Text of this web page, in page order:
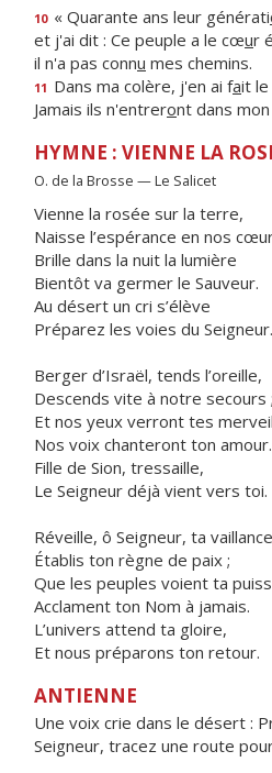
10 « Quarante ans leur générati
et j'ai dit : Ce peuple a le cœur
il n'a pas connu mes chemins.
11 Dans ma colère, j'en ai fait le
Jamais ils n'entreront dans
HYMNE : VIENNE LA
O. de la Brosse — Le Salicet
Vienne la rosée sur la terre,
Naisse l’espérance en nos
Brille dans la nuit la lumière
Bientôt va germer le Sauveur.
Au désert un cri s’élève
Préparez les voies du Seigneur.
Berger d’Israël, tends l’oreille,
Descends vite à notre secours ;
Et nos yeux verront tes
Nos voix chanteront ton amour.
Fille de Sion, tressaille,
Le Seigneur déjà vient vers toi.
Réveille, ô Seigneur, ta
Établis ton règne de paix ;
Que les peuples voient ta
Acclament ton Nom à jamais.
L’univers attend ta gloire,
Et nous préparons ton retour.
ANTIENNE
Une voix crie dans le désert :
Seigneur, tracez une route